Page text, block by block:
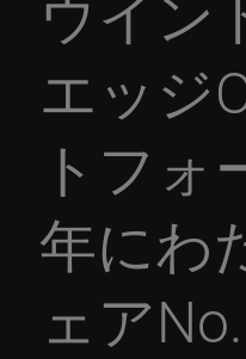
エッジ
トフォ
年にわ
ェア